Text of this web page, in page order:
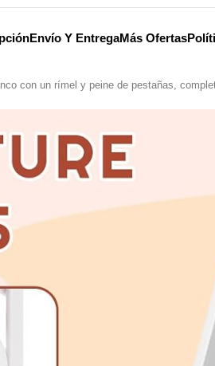
Envío Y EntregaMás Ofertas
con un rímel y peine de pestañas,